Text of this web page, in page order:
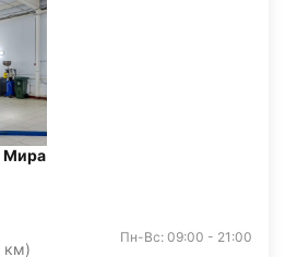
Мира
км)
Пн-Вс: 09:00 - 21:00